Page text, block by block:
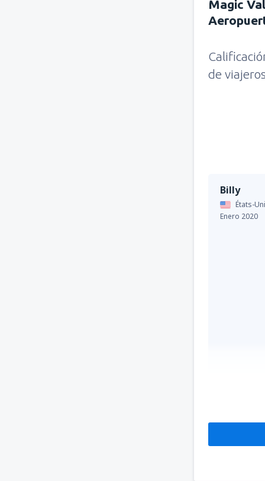
Magic
de
Billy
États-
Enero 2020